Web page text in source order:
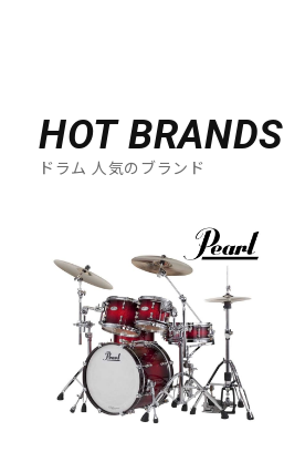
HOT BRANDS
ドラム 人気のブランド